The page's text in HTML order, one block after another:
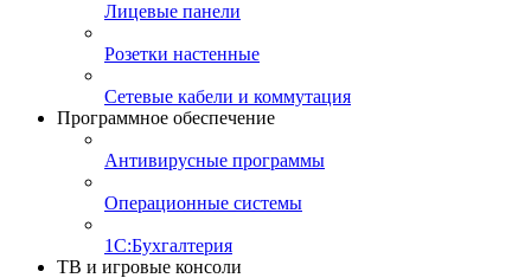
Лицевые панели
Розетки настенные
Сетевые кабели и коммутация
Программное обеспечение
Антивирусные программы
Операционные системы
1С:Бухгалтерия
ТВ и игровые консоли